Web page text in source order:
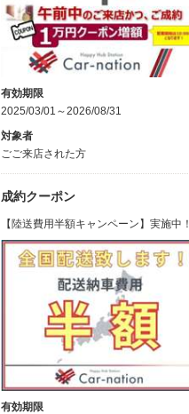
有効期限
2025/03/01～2026/08/31
対象者
ごご来店された方
成約クーポン
【陸送費用半額キャンペーン】実施中！
有効期限